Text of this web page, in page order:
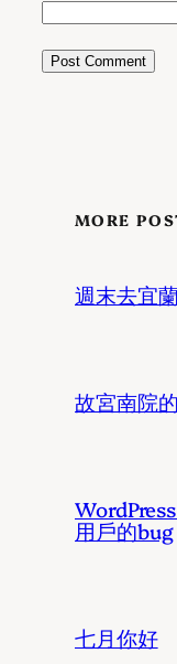
MORE
週末去宜
故宮南院
用戶的bug
七月你好